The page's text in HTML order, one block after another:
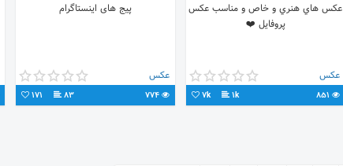
عكس هاي هنري و خاص و مناسب عكس
پروفايل ❤️
عکس
1k
7k
پیج های اینستاگرام
عکس
774
83
171